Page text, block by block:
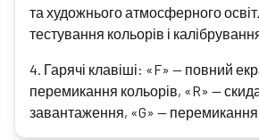
та художнього атмосферного
тестування кольорів і
4. Гарячі клавіші: «F» — повний
перемикання кольорів, «R» —
завантаження, «G» — перемикання